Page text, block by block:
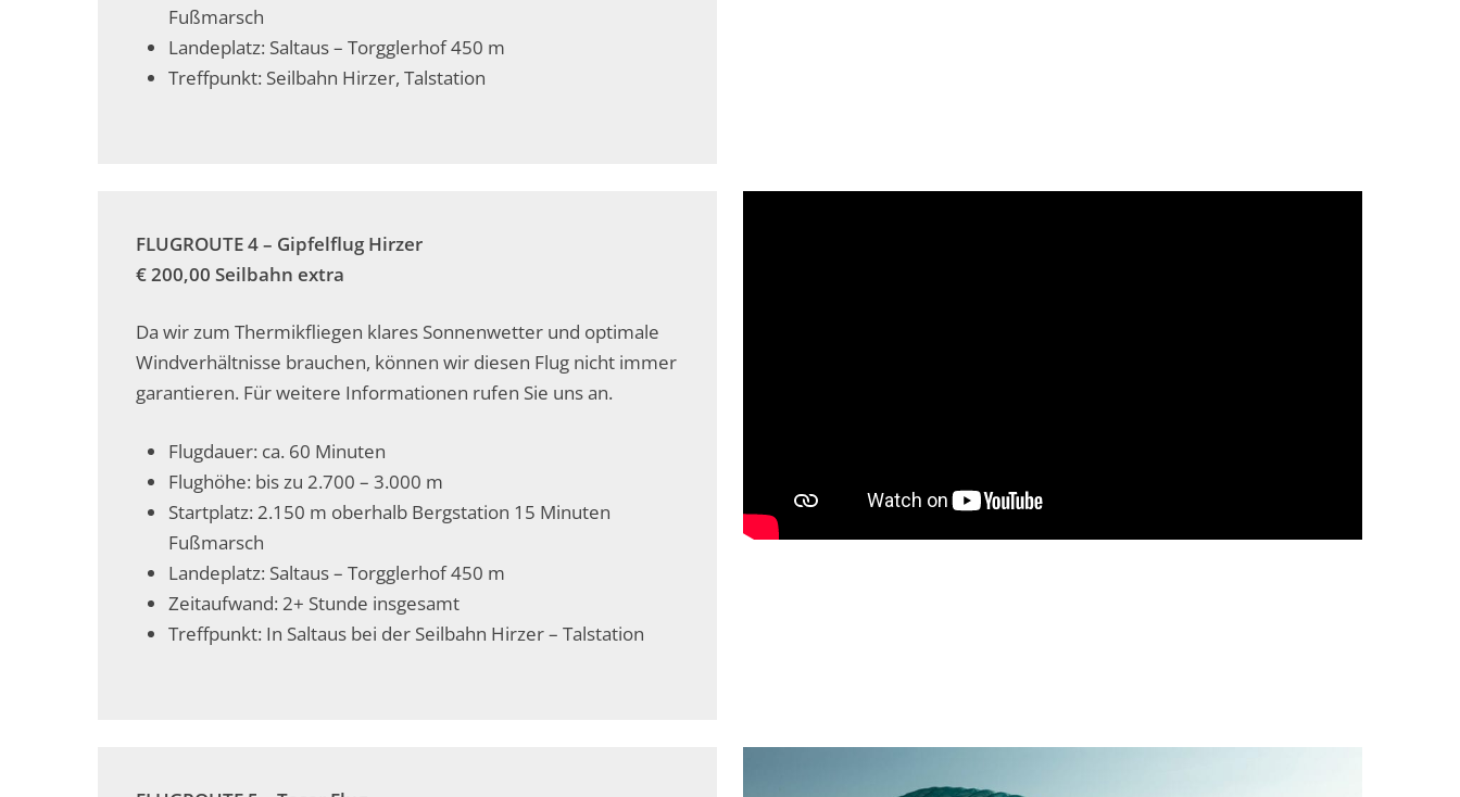
Fußmarsch
Landeplatz: Saltaus – Torgglerhof 450 m
Treffpunkt: Seilbahn Hirzer, Talstation
FLUGROUTE 4 – Gipfelflug Hirzer
€ 200,00 Seilbahn extra
Da wir zum Thermikfliegen klares Sonnenwetter und optimale
Windverhältnisse brauchen, können wir diesen Flug nicht immer
garantieren. Für weitere Informationen rufen Sie uns an.
Flugdauer: ca. 60 Minuten
Flughöhe: bis zu 2.700 – 3.000 m
Startplatz: 2.150 m oberhalb Bergstation 15 Minuten
Fußmarsch
Landeplatz: Saltaus – Torgglerhof 450 m
Zeitaufwand: 2+ Stunde insgesamt
Treffpunkt: In Saltaus bei der Seilbahn Hirzer – Talstation